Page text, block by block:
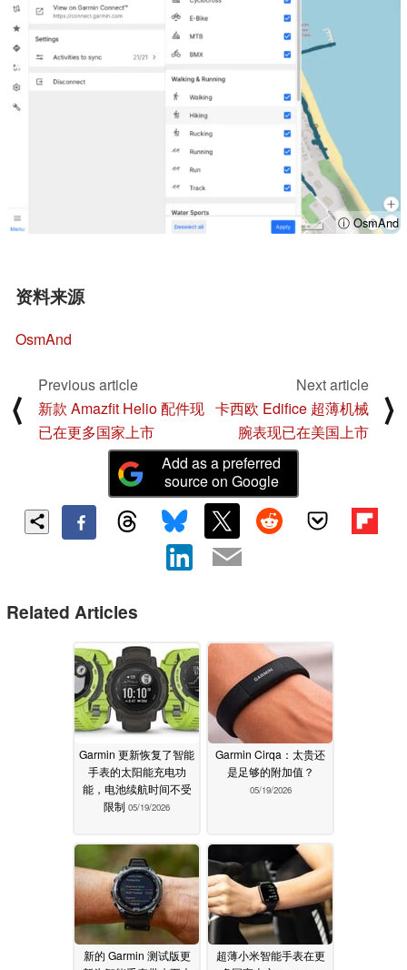
ⓘ OsmAnd
资料来源
OsmAnd
⟨
Previous article
新款 Amazfit Helio 配件现
已在更多国家上市
Next article
卡西欧 Edifice 超薄机械
腕表现已在美国上市
⟩
Add as a preferred
source on Google
Related Articles
Garmin 更新恢复了智能
手表的太阳能充电功
能，电池续航时间不受
限制 05/19/2026
Garmin Cirqa：太贵还
是足够的附加值？
05/19/2026
新的 Garmin 测试版更
超薄小米智能手表在更